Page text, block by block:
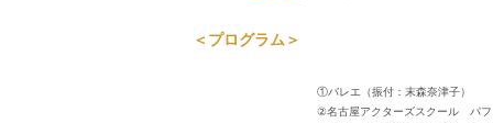
＜プログラム＞
①バレエ（振付：末森奈津子）
②名古屋アクターズスクール パフォーミング